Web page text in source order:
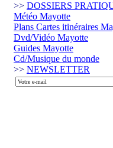
>> DOSSIERS
Météo Mayotte
Plans Cartes itinéraires
Dvd/Vidéo Mayotte
Guides Mayotte
Cd/Musique du monde
>> NEWSLETTER